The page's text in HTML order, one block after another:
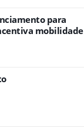
para
mobilidade